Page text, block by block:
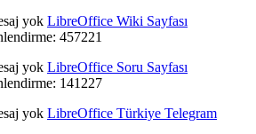
LibreOffice Wiki Sayfası
457221
LibreOffice Soru Sayfası
141227
LibreOffice Türkiye Telegram